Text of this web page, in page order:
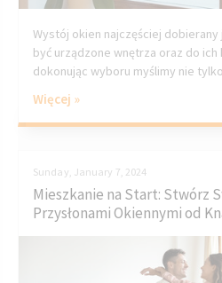
Wystój okien najczęściej
być urządzone wnętrza oraz do
dokonując wyboru myślimy nie
Więcej »
Sunday, January 7, 2024
Mieszkanie na Start: Stwórz
Przysłonami Okiennymi od